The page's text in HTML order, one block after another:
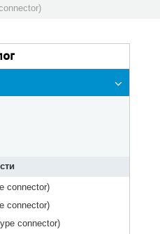
connector)
connector)
connector)